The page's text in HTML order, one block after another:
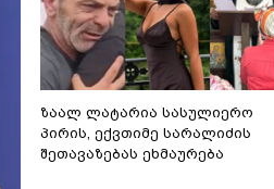
ზაალ ლატარია სასულიერო
პირის, ექვთიმე სარალიძის
შეთავაზებას ეხმაურება